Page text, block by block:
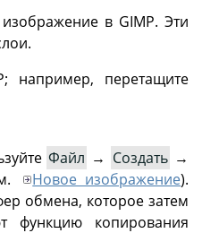
в GIMP. Эти
; например, перетащите
Файл → Создать →
Новое изображение).
обмена, которое затем
функцию копирования